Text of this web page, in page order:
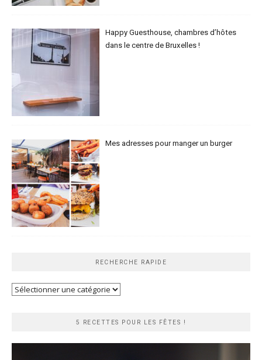
Happy Guesthouse, chambres d’hôtes
dans le centre de Bruxelles !
Mes adresses pour manger un burger
RECHERCHE RAPIDE
Recherche
5 RECETTES POUR LES FÊTES !